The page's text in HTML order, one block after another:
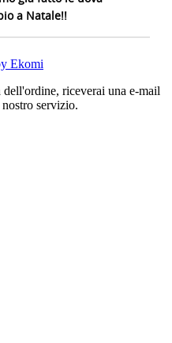
a Natale!!
Ekomi
riceverai una e-mail
servizio.